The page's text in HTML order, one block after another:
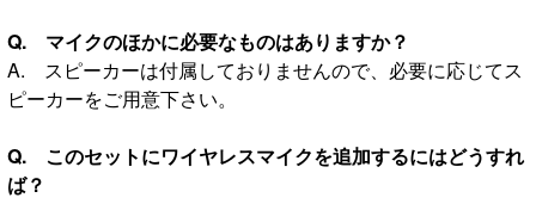
Q. マイクのほかに必要なものはありますか？
A. スピーカーは付属しておりませんので、必要に応じてス
ピーカーをご用意下さい。
Q. このセットにワイヤレスマイクを追加するにはどうすれ
ば？